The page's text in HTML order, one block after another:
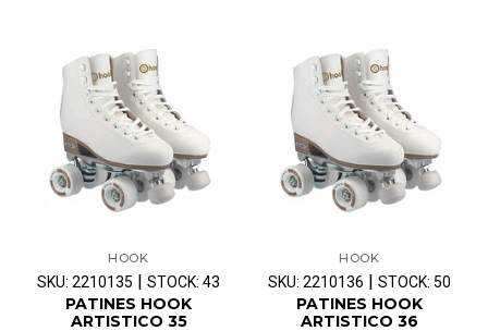
HOOK
SKU: 2210135 | STOCK: 43
PATINES HOOK
ARTISTICO 35
HOOK
SKU: 2210136 | STOCK: 50
PATINES HOOK
ARTISTICO 36